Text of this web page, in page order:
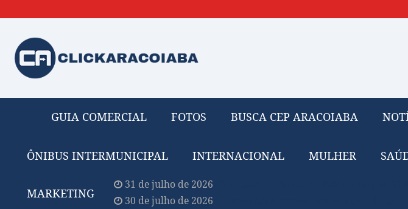
GUIA COMERCIAL FOTOS BUSCA CEP ARACOIABA
ÔNIBUS INTERMUNICIPAL INTERNACIONAL MULHER
MARKETING
31 de julho de 2026
30 de julho de 2026